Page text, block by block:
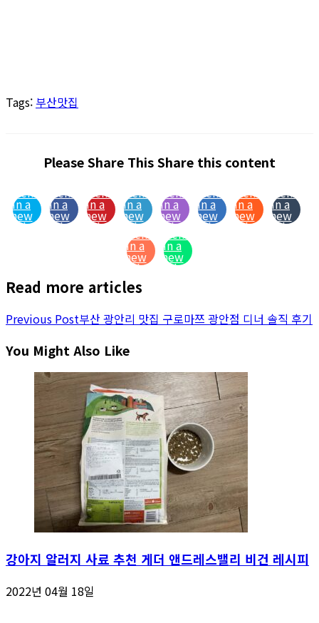
Tags: 부산맛집
Please Share ThisShare this content
Opens
in a
new
window
Opens
in a
new
window
Opens
in a
new
window
Opens
in a
new
window
Opens
in a
new
window
Opens
in a
new
window
Opens
in a
new
window
Opens
in a
new
window
Opens
in a
new
window
Opens
in a
new
window
Read more articles
Previous Post부산 광안리 맛집 구로마쯔 광안점 디너 솔직 후기
You Might Also Like
강아지 알러지 사료 추천 게더 앤드레스밸리 비건 레시피
2022년 04월 18일